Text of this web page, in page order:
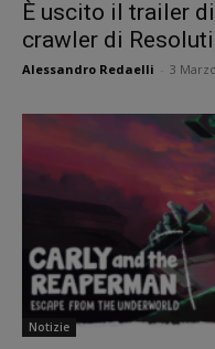
È uscito il trailer
crawler di
Alessandro Redaelli 3
Notizie